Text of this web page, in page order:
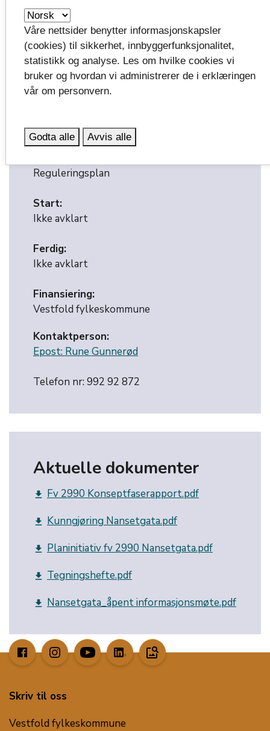
Fakta
Vei:Fv. 2990
Gang- og sykkelvei
Reguleringsplan
Start:
Ikke avklart
Ferdig:
Ikke avklart
Finansiering:
Vestfold fylkeskommune
Kontaktperson:
Epost: Rune Gunnerød
Telefon nr: 992 92 872
Aktuelle dokumenter
get_app Fv 2990 Konseptfaserapport.pdf
get_app Kunngjøring Nansetgata.pdf
get_app Planinitiativ fv 2990 Nansetgata.pdf
get_app Tegningshefte.pdf
get_app Nansetgata_åpent informasjonsmøte.pdf
image_search
Skriv til oss
Vestfold fylkeskommune
Våre nettsider benytter informasjonskapsler
(cookies) til sikkerhet, innbyggerfunksjonalitet,
statistikk og analyse. Les om hvilke cookies vi
bruker og hvordan vi administrerer de i erklæringen
vår om personvern.
Godta alle Avvis alle